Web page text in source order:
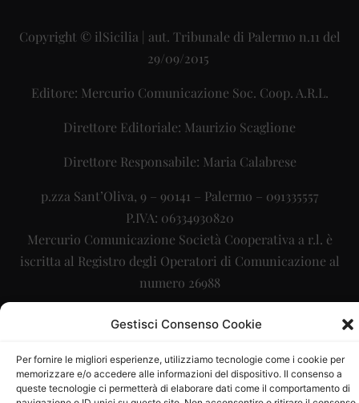
Gestisci Consenso Cookie
Per fornire le migliori esperienze, utilizziamo tecnologie come i cookie per
memorizzare e/o accedere alle informazioni del dispositivo. Il consenso a
queste tecnologie ci permetterà di elaborare dati come il comportamento di
Copyright © ilSicilia | aut. Tribunale di Palermo n.11 del
29/09/2015
Editore: Mercurio Comunicazione Soc. Coop. A.R.L.
Direttore Editoriale: Maurizio Scaglione
Direttore Responsabile: Maria Calabrese
p.zza Sant’Oliva, 9 – 90141 – Palermo – 091335557
P.IVA: 06334930820
Mercurio Comunicazione Società Cooperativa a r.l. è
iscritta al Registro degli Operatori di Comunicazione al
numero 26988
Sito gestito da La Digitale srl – info@ladigitale.it